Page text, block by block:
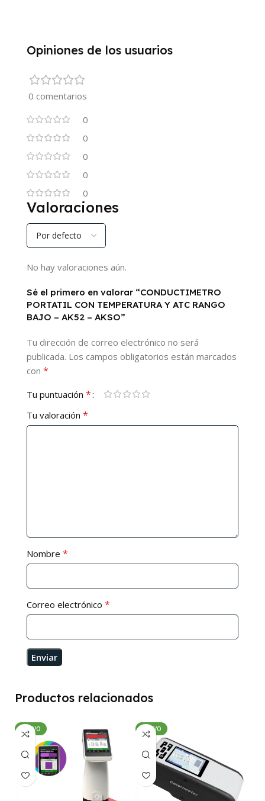
Opiniones de los usuarios
0 comentarios
0
0
0
0
0
Valoraciones
No hay valoraciones aún.
Sé el primero en valorar “CONDUCTIMETRO
PORTATIL CON TEMPERATURA Y ATC RANGO
BAJO – AK52 – AKSO”
Tu dirección de correo electrónico no será
publicada. Los campos obligatorios están marcados
con *
Tu puntuación *
Tu valoración *
Nombre *
Correo electrónico *
Productos relacionados
NUEVO NUEVO